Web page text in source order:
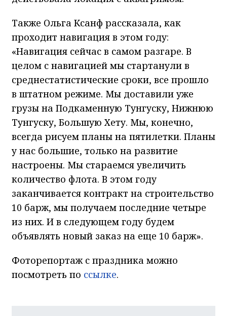
Также Ольга Ксанф рассказала, как
проходит навигация в этом году:
«Навигация сейчас в самом разгаре. В
целом с навигацией мы стартанули в
среднестатистические сроки, все прошло
в штатном режиме. Мы доставили уже
грузы на Подкаменную Тунгуску, Нижнюю
Тунгуску, Большую Хету. Мы, конечно,
всегда рисуем планы на пятилетки. Планы
у нас большие, только на развитие
настроены. Мы стараемся увеличить
количество флота. В этом году
заканчивается контракт на строительство
10 барж, мы получаем последние четыре
из них. И в следующем году будем
объявлять новый заказ на еще 10 барж».
Фоторепортаж с праздника можно
посмотреть по ссылке.